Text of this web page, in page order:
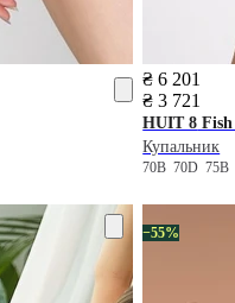
₴ 6 201
₴ 3 721
HUIT 8 Fish
Купальник
70B70D75B
−55%